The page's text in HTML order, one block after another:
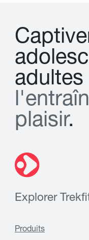
Captive
adolesc
adultes
l'entraîn
plaisir.
Explorer
Produits